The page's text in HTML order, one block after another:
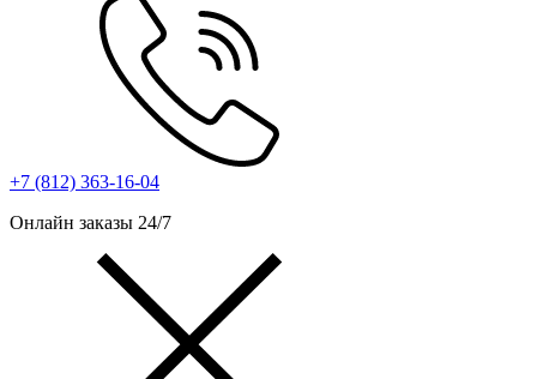
+7 (812) 363-16-04
Онлайн заказы 24/7